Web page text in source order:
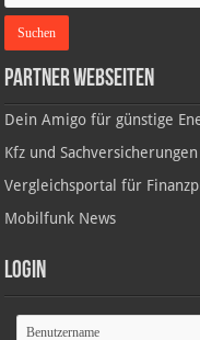
Partner Webseiten
Dein Amigo für günstige
Kfz und Sachversicherungen
Vergleichsportal für
Mobilfunk News
Login